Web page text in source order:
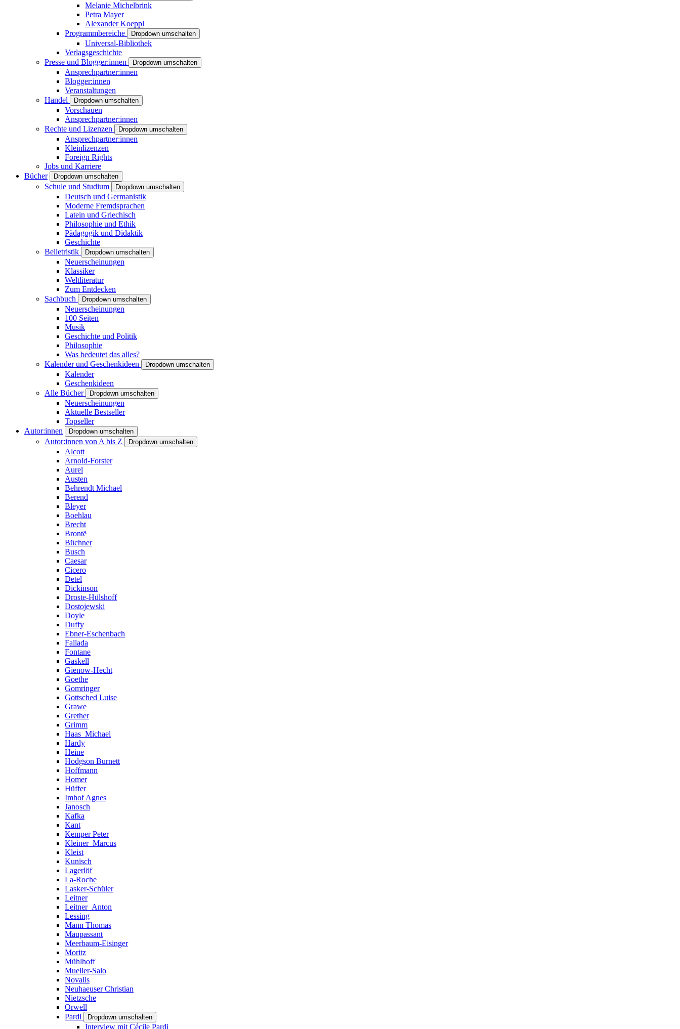
Melanie Michelbrink
Petra Mayer
Alexander Koeppl
Programmbereiche
Dropdown umschalten
Universal-Bibliothek
Verlagsgeschichte
Presse und Blogger:innen
Dropdown umschalten
Ansprechpartner:innen
Blogger:innen
Veranstaltungen
Handel
Dropdown umschalten
Vorschauen
Ansprechpartner:innen
Rechte und Lizenzen
Dropdown umschalten
Ansprechpartner:innen
Kleinlizenzen
Foreign Rights
Jobs und Karriere
Bücher
Dropdown umschalten
Schule und Studium Dropdown umschalten
Deutsch und Germanistik
Moderne Fremdsprachen
Latein und Griechisch
Philosophie und Ethik
Pädagogik und Didaktik
Geschichte
Belletristik
Dropdown umschalten
Neuerscheinungen
Klassiker
Weltliteratur
Zum Entdecken
Sachbuch
Dropdown umschalten
Neuerscheinungen
100 Seiten
Musik
Geschichte und Politik
Philosophie
Was bedeutet das alles?
Kalender und Geschenkideen
Dropdown umschalten
Kalender
Geschenkideen
Alle Bücher
Dropdown umschalten
Neuerscheinungen
Aktuelle Bestseller
Topseller
Autor:innen
Dropdown umschalten
Autor:innen von A bis Z Dropdown umschalten
Alcott
Arnold-Forster
Aurel
Austen
Behrendt Michael
Berend
Bleyer
Boehlau
Brecht
Brontë
Büchner
Busch
Caesar
Cicero
Detel
Dickinson
Droste-Hülshoff
Dostojewski
Doyle
Duffy
Ebner-Eschenbach
Fallada
Fontane
Gaskell
Gienow-Hecht
Goethe
Gomringer
Gottsched Luise
Grawe
Grether
Grimm
Haas_Michael
Hardy
Heine
Hodgson Burnett
Hoffmann
Homer
Hüffer
Imhof Agnes
Janosch
Kafka
Kant
Kemper Peter
Kleiner_Marcus
Kleist
Kunisch
Lagerlöf
La-Roche
Lasker-Schüler
Leitner
Leitner_Anton
Lessing
Mann Thomas
Maupassant
Meerbaum-Eisinger
Moritz
Mühlhoff
Mueller-Salo
Novalis
Neuhaeuser Christian
Nietzsche
Orwell
Pardi
Dropdown umschalten
Interview mit Cécile Pardi